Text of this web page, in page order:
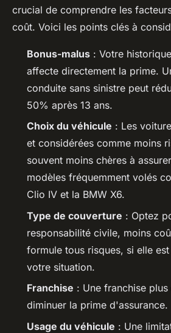
crucial de comprendre les
coût. Voici les points clés à
Bonus-malus : Votre
affecte directement la prime.
conduite sans sinistre peut
50% après 13 ans.
Choix du véhicule : Les
et considérées comme moins
souvent moins chères à
modèles fréquemment volés
Clio IV et la BMW X6.
Type de couverture : Optez
responsabilité civile, moins
formule tous risques, si elle
votre situation.
Franchise : Une franchise
diminuer la prime d'assurance.
Usage du véhicule : Une